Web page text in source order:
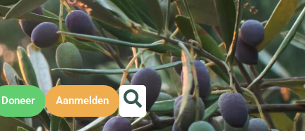
Doneer Aanmelden